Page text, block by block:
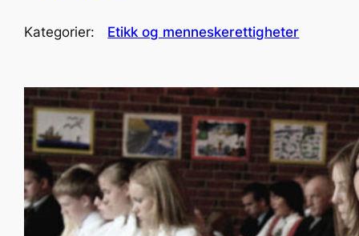
Kategorier: Etikk og menneskerettigheter